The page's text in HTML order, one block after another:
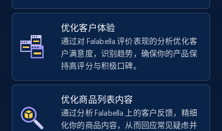
TikTok Shop
URL, Title, Available, Description, Currency, Initial
price, Final price, Discount percent, and more.
优化客户体验
通过对 Falabella 评价表现的分析优化客
户满意度，识别趋势，确保你的产品保
持高评分与积极口碑。
优化商品列表内容
通过分析 Falabella 上的客户反馈，精细
化你的商品内容，从而回应常见疑虑并